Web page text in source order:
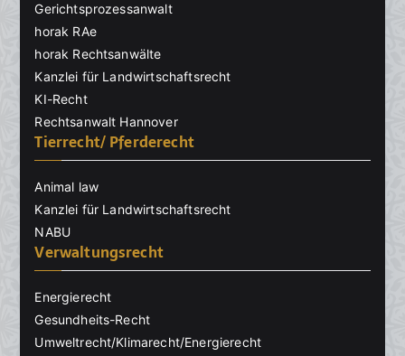
Gerichtsprozessanwalt
horak RAe
horak Rechtsanwälte
Kanzlei für Landwirtschaftsrecht
KI-Recht
Rechtsanwalt Hannover
Tierrecht/ Pferderecht
Animal law
Kanzlei für Landwirtschaftsrecht
NABU
Verwaltungsrecht
Energierecht
Gesundheits-Recht
Umweltrecht/Klimarecht/Energierecht